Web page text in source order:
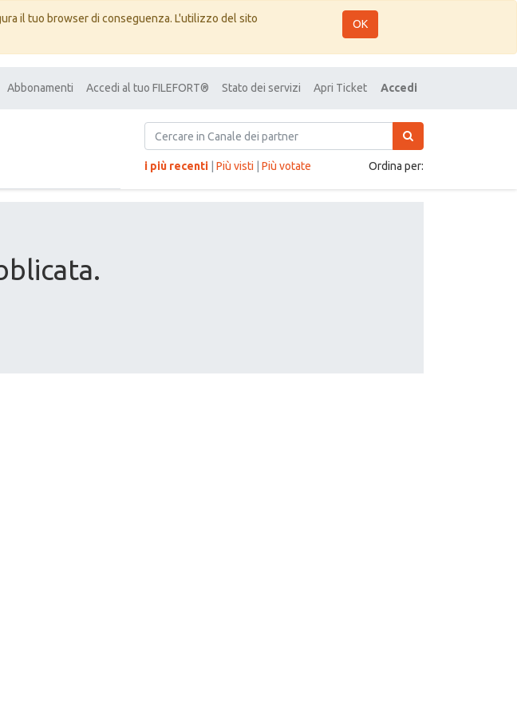
il tuo browser di conseguenza. L'utilizzo del sito
OK
Abbonamenti Accedi al tuo FILEFORT® Stato dei servizi Apri Ticket Accedi
Ordina per:
i più recenti Più visti Più votate